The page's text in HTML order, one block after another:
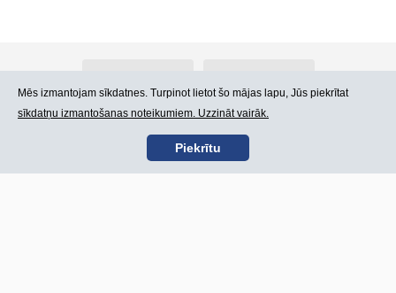
Kontakti Lietošanas noteikumi
Mēs izmantojam sīkdatnes. Turpinot lietot šo mājas lapu, Jūs piekrītat
sīkdatņu izmantošanas noteikumiem. Uzzināt vairāk.
Piekrītu